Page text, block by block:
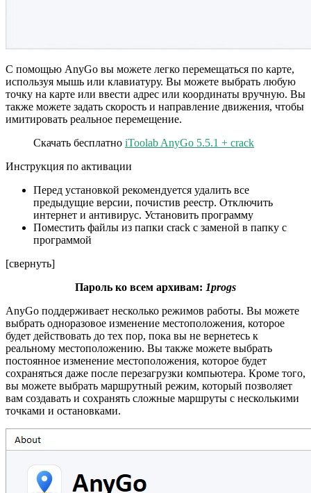
С помощью AnyGo вы можете легко перемещаться по карте,
используя мышь или клавиатуру. Вы можете выбрать любую
точку на карте или ввести адрес или координаты вручную. Вы
также можете задать скорость и направление движения, чтобы
имитировать реальное перемещение.
Скачать бесплатно iToolab AnyGo 5.5.1 + crack
Инструкция по активации
Перед установкой рекомендуется удалить все
предыдущие версии, почистив реестр. Отключить
интернет и антивирус. Установить программу
Поместить файлы из папки crack с заменой в папку с
программой
[свернуть]
Пароль ко всем архивам: 1progs
AnyGo поддерживает несколько режимов работы. Вы можете
выбрать одноразовое изменение местоположения, которое
будет действовать до тех пор, пока вы не вернетесь к
реальному местоположению. Вы также можете выбрать
постоянное изменение местоположения, которое будет
сохраняться даже после перезагрузки компьютера. Кроме того,
вы можете выбрать маршрутный режим, который позволяет
вам создавать и сохранять сложные маршруты с несколькими
точками и остановками.